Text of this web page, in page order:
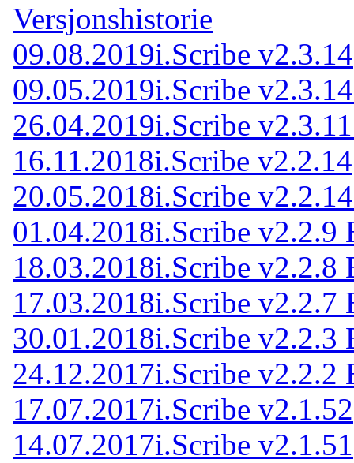
Versjonshistorie
09.08.2019i.Scribe v2.3.14
09.05.2019i.Scribe
26.04.2019i.Scribe
16.11.2018i.Scribe v2.2.14
20.05.2018i.Scribe
01.04.2018i.Scribe v2.2.9
18.03.2018i.Scribe v2.2.8
17.03.2018i.Scribe v2.2.7
30.01.2018i.Scribe v2.2.3
24.12.2017i.Scribe v2.2.2
17.07.2017i.Scribe v2.1.52
14.07.2017i.Scribe v2.1.51